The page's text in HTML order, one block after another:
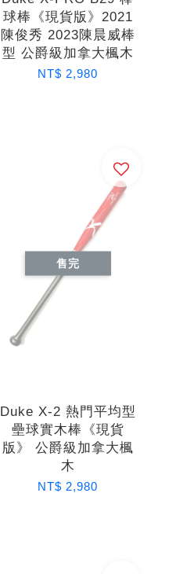
球棒《現貨版》2021
陳俊秀 2023陳晨威棒
型 公爵級加拿大楓木
NT$ 2,980
售完
Duke X-2 熱門平均型
壘球實木棒《現貨
版》 公爵級加拿大楓
木
NT$ 2,980